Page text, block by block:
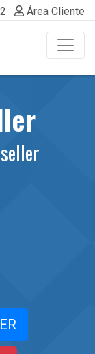
Área Cliente